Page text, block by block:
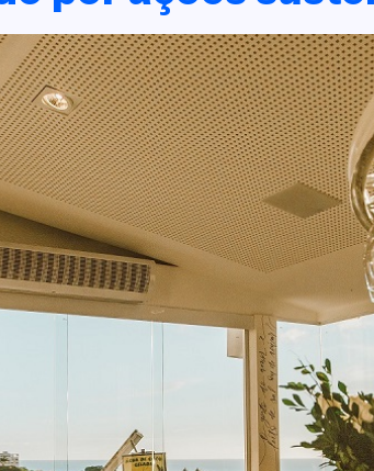
Continuar comFacebook
COPIAR